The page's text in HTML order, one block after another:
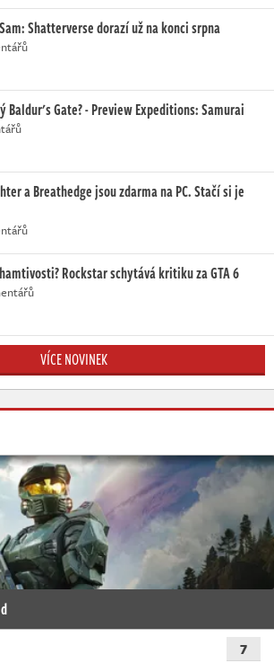
Shatterverse dorazí už na konci srpna
Baldur's Gate? - Preview Expeditions: Samurai
a Breathedge jsou zdarma na PC. Stačí si je
Rockstar schytává kritiku za GTA 6
VÍCE NOVINEK
7